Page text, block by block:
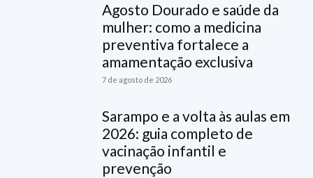
Agosto Dourado e saúde da
mulher: como a medicina
preventiva fortalece a
amamentação exclusiva
7 de agosto de 2026
Sarampo e a volta às aulas em
2026: guia completo de
vacinação infantil e
prevenção